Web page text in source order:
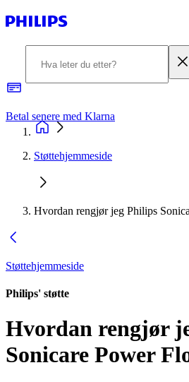
Betal senere med Klarna
Støttehjemmeside
Hvordan rengjør jeg Philips
Støttehjemmeside
Philips' støtte
Hvordan rengjør
Sonicare Power